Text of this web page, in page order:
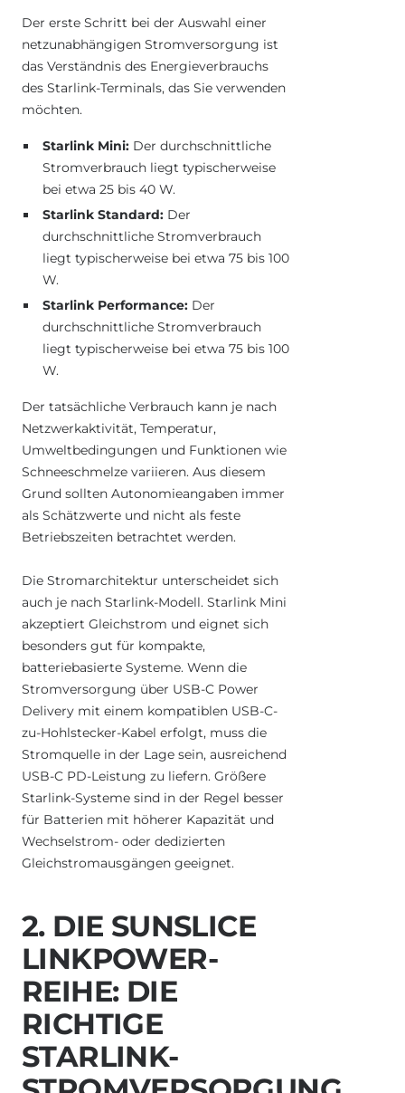
Der erste Schritt bei der Auswahl einer
netzunabhängigen Stromversorgung ist
das Verständnis des Energieverbrauchs
des Starlink-Terminals, das Sie verwenden
möchten.
Starlink Mini:Der durchschnittliche
Stromverbrauch liegt typischerweise
bei etwa 25 bis 40 W.
Starlink Standard:Der
durchschnittliche Stromverbrauch
liegt typischerweise bei etwa 75 bis 100
W.
Starlink Performance:Der
durchschnittliche Stromverbrauch
liegt typischerweise bei etwa 75 bis 100
W.
Der tatsächliche Verbrauch kann je nach
Netzwerkaktivität, Temperatur,
Umweltbedingungen und Funktionen wie
Schneeschmelze variieren. Aus diesem
Grund sollten Autonomieangaben immer
als Schätzwerte und nicht als feste
Betriebszeiten betrachtet werden.
Die Stromarchitektur unterscheidet sich
auch je nach Starlink-Modell. Starlink Mini
akzeptiert Gleichstrom und eignet sich
besonders gut für kompakte,
batteriebasierte Systeme. Wenn die
Stromversorgung über USB-C Power
Delivery mit einem kompatiblen USB-C-
zu-Hohlstecker-Kabel erfolgt, muss die
Stromquelle in der Lage sein, ausreichend
USB-C PD-Leistung zu liefern. Größere
Starlink-Systeme sind in der Regel besser
für Batterien mit höherer Kapazität und
Wechselstrom- oder dedizierten
Gleichstromausgängen geeignet.
2. DIE SUNSLICE
LINKPOWER-
REIHE: DIE
RICHTIGE
STARLINK-